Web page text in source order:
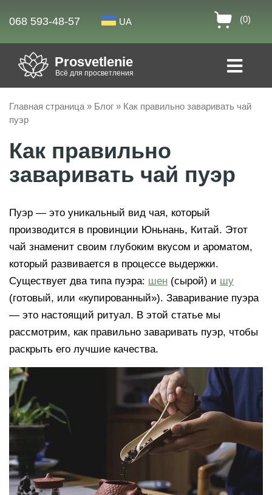
068 593-48-57 UA (0)
Prosvetlenie
Всё для просветления
Главная страница » Блог » Как правильно заваривать чай
пуэр
Как правильно
заваривать чай пуэр
Пуэр — это уникальный вид чая, который
производится в провинции Юньнань, Китай. Этот
чай знаменит своим глубоким вкусом и ароматом,
который развивается в процессе выдержки.
Существует два типа пуэра: шен (сырой) и шу
(готовый, или «купированный»). Заваривание пуэра
— это настоящий ритуал. В этой статье мы
рассмотрим, как правильно заваривать пуэр, чтобы
раскрыть его лучшие качества.